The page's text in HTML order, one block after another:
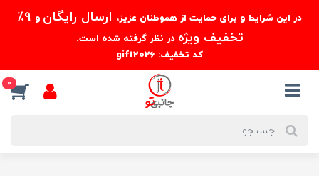
در این شرایط و برای حمایت از هموطنان عزیز، ارسال رایگان و
9٪
تخفیف ویژه در نظر گرفته شده است.
کد تخفیف: gift2026
0